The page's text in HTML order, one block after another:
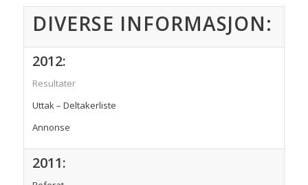
DIVERSE INFORMASJON:
2012:
Resultater
Uttak – Deltakerliste
Annonse
2011: